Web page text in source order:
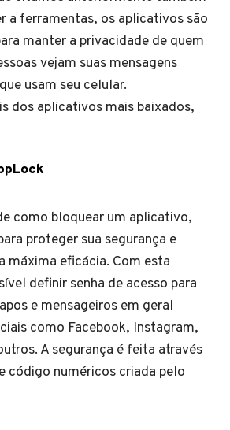
a ferramentas, os aplicativos são
manter a privacidade de quem
vejam suas mensagens
usam seu celular.
dos aplicativos mais baixados,
como bloquear um aplicativo,
proteger sua segurança e
máxima eficácia. Com esta
definir senha de acesso para
e mensageiros em geral
como Facebook, Instagram,
A segurança é feita através
código numéricos criada pelo